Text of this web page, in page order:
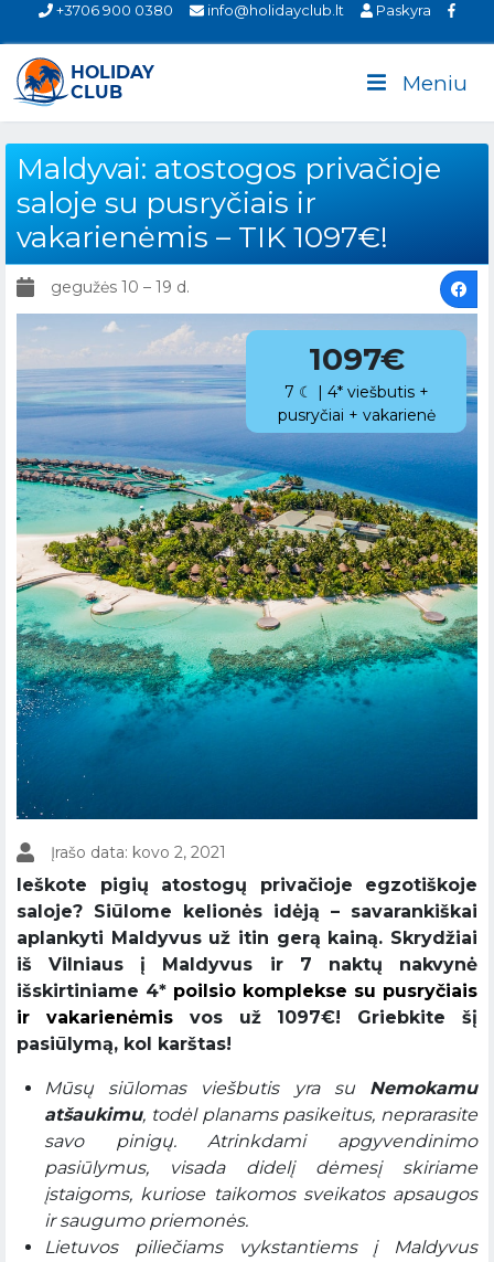
+3706 900 0380 info@holidayclub.lt Paskyra
Meniu
Maldyvai: atostogos privačioje
saloje su pusryčiais ir
vakarienėmis – TIK 1097€!
gegužės 10 – 19 d.
1097€
7 ☾ | 4* viešbutis +
pusryčiai + vakarienė
Įrašo data: kovo 2, 2021
Ieškote pigių atostogų privačioje egzotiškoje
saloje? Siūlome kelionės idėją – savarankiškai
aplankyti Maldyvus už itin gerą kainą. Skrydžiai
iš Vilniaus į Maldyvus ir 7 naktų nakvynė
išskirtiniame 4* poilsio komplekse su pusryčiais
ir vakarienėmisvos už 1097€! Griebkite šį
pasiūlymą, kol karštas!
Mūsų siūlomas viešbutis yra su Nemokamu
atšaukimu, todėl planams pasikeitus, neprarasite
savo pinigų. Atrinkdami apgyvendinimo
pasiūlymus, visada didelį dėmesį skiriame
įstaigoms, kuriose taikomos sveikatos apsaugos
ir saugumo priemonės.
Lietuvos piliečiams vykstantiems į Maldyvus